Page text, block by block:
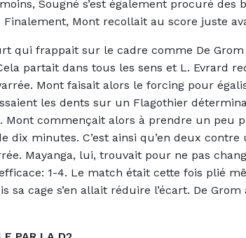
Sougné s’est également procuré des
Mont recollait au score juste
qui frappait sur le cadre comme De
partait dans tous les sens et L. Evrard
Mont faisait alors le forcing pour
les dents sur un Flagothier
Mont commençait alors à prendre un peu
dix minutes. C’est ainsi qu’en deux contre
Mayanga, lui, trouvait pour ne pas
1-4. Le match était cette fois plié
sa cage s’en allait réduire l’écart. De